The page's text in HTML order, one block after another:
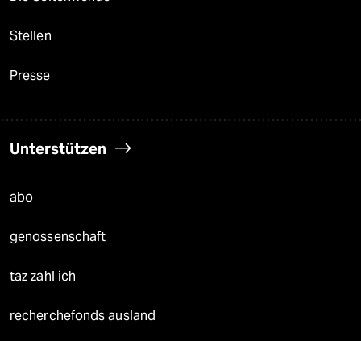
Stellen
Presse
Unterstützen
abo
genossenschaft
taz zahl ich
recherchefonds ausland